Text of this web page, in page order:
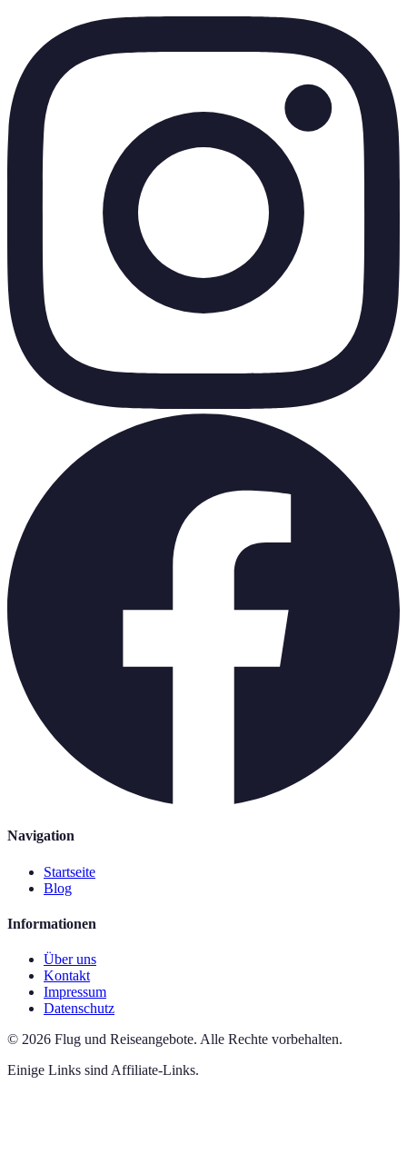
Navigation
Startseite
Blog
Informationen
Über uns
Kontakt
Impressum
Datenschutz
© 2026 Flug und Reiseangebote. Alle Rechte vorbehalten.
Einige Links sind Affiliate-Links.